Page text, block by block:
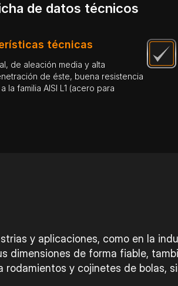
de datos técnicos
técnicas
de aleación media y alta
de éste, buena resistencia
familia AISI L1 (acero para
y aplicaciones, como en la
dimensiones de forma fiable,
rodamientos y cojinetes de bolas,